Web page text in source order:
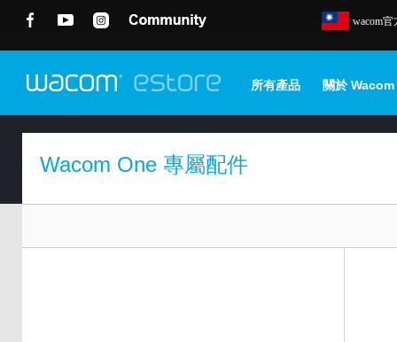
wacom
所有產品 關於 Wacom
Wacom One 專屬配件